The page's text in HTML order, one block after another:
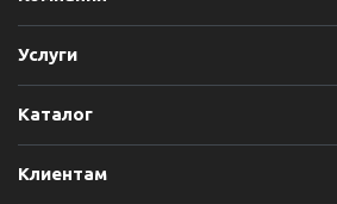
Услуги
Каталог
Клиентам